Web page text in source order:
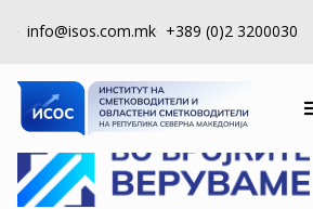
info@isos.com.mk +389 (0)2 3200030
ЗА
НАС
РЕГИСТРИ